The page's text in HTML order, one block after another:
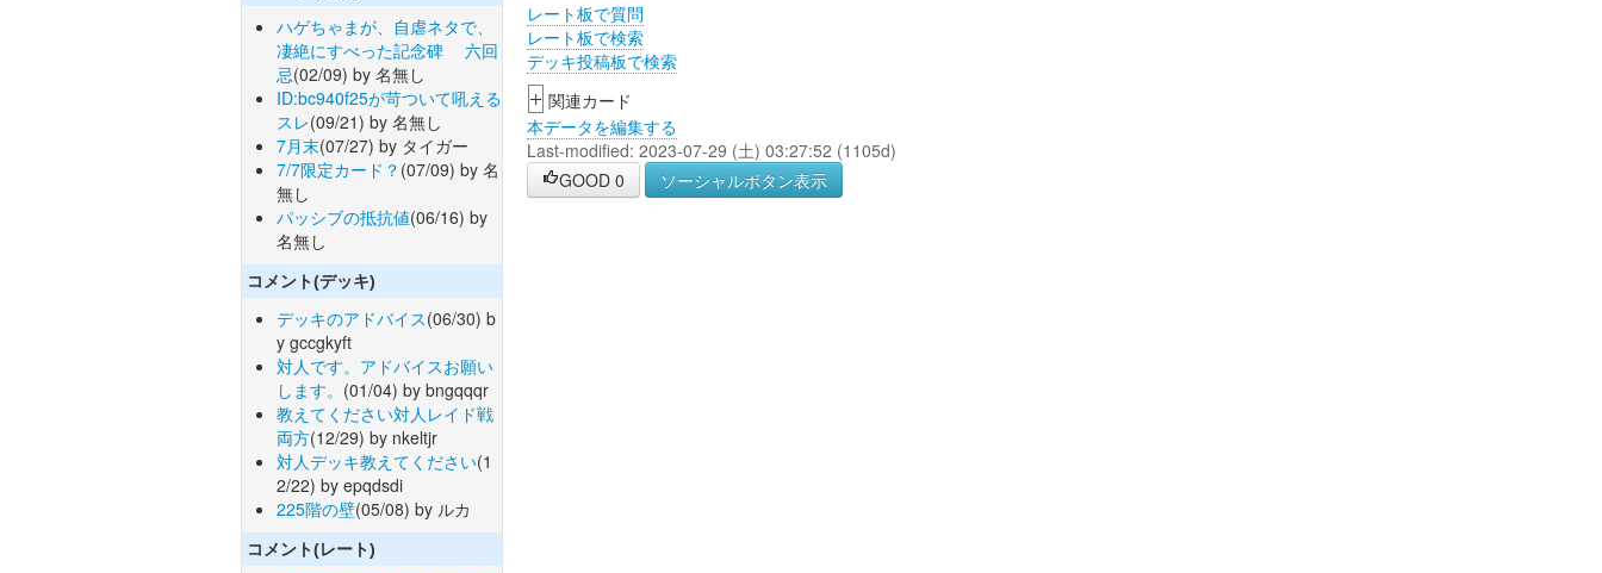
ハゲちゃまが、自虐ネタで、
凄絶にすべった記念碑 六回
忌(02/09) by 名無し
ID:bc940f25が苛ついて吼える
スレ(09/21) by 名無し
7月末(07/27) by タイガー
7/7限定カード？ (07/09) by 名
無し
パッシブの抵抗値(06/16) by
名無し
コメント(デッキ)
デッキのアドバイス(06/30) b
y gccgkyft
対人です。アドバイスお願い
します。 (01/04) by bngqqqr
教えてください対人レイド戦
両方(12/29) by nkeltjr
対人デッキ教えてください(1
2/22) by epqdsdi
225階の壁(05/08) by ルカ
コメント(レート)
レート板で質問
レート板で検索
デッキ投稿板で検索
+ 関連カード
本データを編集する
Last-modified: 2023-07-29 (土) 03:27:52 (1105d)
GOOD 0 ソーシャルボタン表示